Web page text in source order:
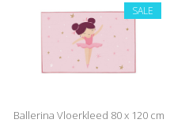
SALE
Ballerina Vloerkleed 80 x 120 cm